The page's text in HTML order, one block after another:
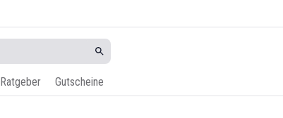
Ratgeber Gutscheine